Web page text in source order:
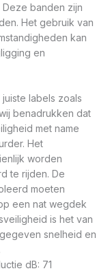
banden zijn
Het gebruik van
kan
en
labels zoals
benadrukken dat
met name
Het
worden
te rijden. De
moeten
een nat wegdek
is het van
snelheid en
dB: 71